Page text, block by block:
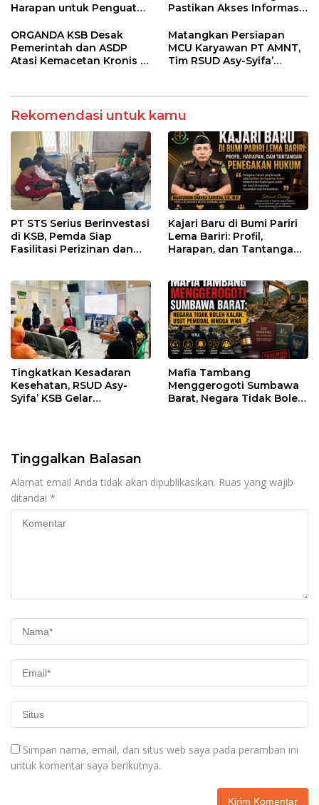
Harapan untuk Penguatan
Pastikan Akses Informasi
ORGANDA KSB Desak
Pemerintah dan ASDP
Atasi Kemacetan Kronis di
Matangkan Persiapan
MCU Karyawan PT AMNT,
Tim RSUD Asy-Syifa’
Rekomendasi untuk kamu
PT STS Serius Berinvestasi
di KSB, Pemda Siap
Fasilitasi Perizinan dan
Kajari Baru di Bumi Pariri
Lema Bariri: Profil,
Harapan, dan Tantangan
Tingkatkan Kesadaran
Kesehatan, RSUD Asy-
Syifa’ KSB Gelar
Mafia Tambang
Menggerogoti Sumbawa
Barat, Negara Tidak Boleh
Tinggalkan Balasan
Alamat email Anda tidak akan dipublikasikan. Ruas yang wajib
ditandai *
Simpan nama, email, dan situs web saya pada peramban ini
untuk komentar saya berikutnya.